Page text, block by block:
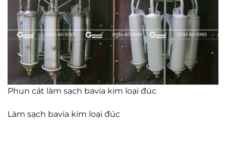
Phun cát làm sạch bavia kim loại đúc
Làm sạch bavia kim loại đúc